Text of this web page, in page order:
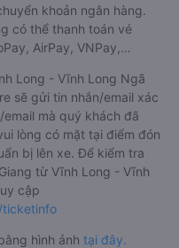
khoản ngân hàng.
có thể thanh toán vé
AirPay, VNPay,…
Long - Vĩnh Long Ngã
sẽ gửi tin nhắn/email xác
mà quý khách đã
lòng có mặt tại điểm đón
bị lên xe. Để kiểm tra
từ Vĩnh Long - Vĩnh
cập
hình ảnh tại đây.